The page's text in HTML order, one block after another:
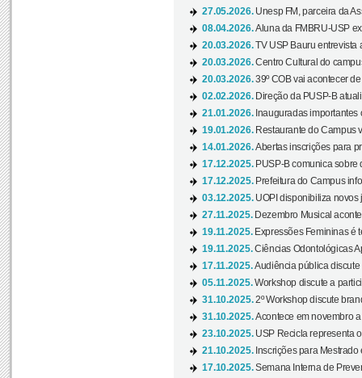
27.05.2026. Unesp FM, parceira da
08.04.2026.Aluna da FMBRU-USP
20.03.2026.TV USP Bauru entrevista
20.03.2026.Centro Cultural do
20.03.2026.39º COB vai acontecer
02.02.2026. Direção da PUSP-B
21.01.2026. Inauguradas
19.01.2026. Restaurante do Campus
14.01.2026.Abertas inscrições para
17.12.2025. PUSP-B comunica sobre
17.12.2025. Prefeitura do Campus
03.12.2025. UOPI disponibiliza novos
27.11.2025. Dezembro Musical
19.11.2025. Expressões Femininas é
19.11.2025.Ciências Odontológicas
17.11.2025.Audiência pública
05.11.2025.Workshop discute a
31.10.2025.2º Workshop discute
31.10.2025.Acontece em novembro
23.10.2025. USP Recicla representa
21.10.2025. Inscrições para
17.10.2025.Semana Interna de